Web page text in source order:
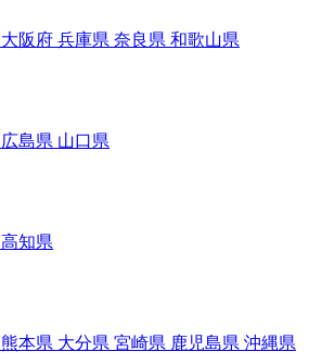
大阪府 兵庫県 奈良県 和歌山県
広島県 山口県
高知県
熊本県 大分県 宮崎県 鹿児島県 沖縄県